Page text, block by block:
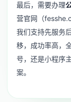
最后，需要办理
营官网（
我们支持先服务
移，成功率高，
号，还是小程序
案。